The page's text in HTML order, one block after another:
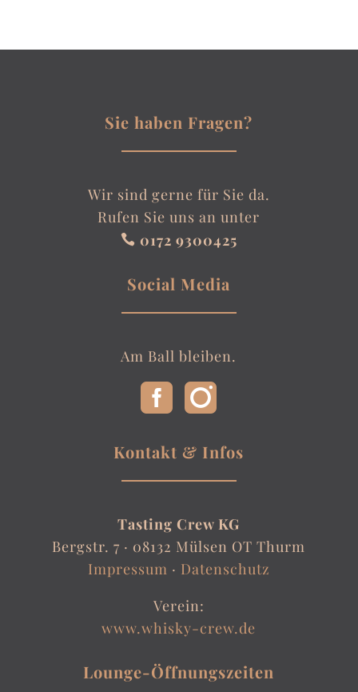
Sie haben Fragen?
Wir sind gerne für Sie da.
Rufen Sie uns an unter
 0172 9300425
Social Media
Am Ball bleiben.
Kontakt & Infos
Tasting Crew KG
Bergstr. 7 · 08132 Mülsen OT Thurm
Impressum · Datenschutz
Verein:
www.whisky-crew.de
Lounge-Öffnungszeiten